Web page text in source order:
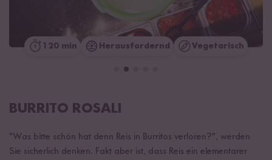
120 min Herausfordernd Vegetarisch
BURRITO ROSALI
"Was bitte schön hat denn Reis in Burritos verloren?", werden
Sie sicherlich denken. Fakt aber ist, dass Reis ein elementarer